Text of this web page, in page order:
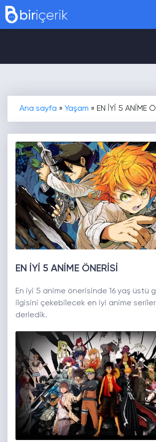
Ana sayfa » Yaşam » EN İYİ 5 ANİME
EN İYİ 5 ANİME ÖNERİSİ
En iyi 5 anime önerisinde 16 yaş üstü
ilgisini çekebilecek en iyi anime
derledik.